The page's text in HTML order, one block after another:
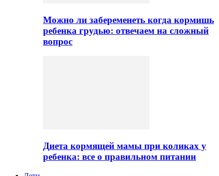
Можно ли забеременеть когда кормишь
ребенка грудью: отвечаем на сложный
вопрос
Диета кормящей мамы при коликах у
ребенка: все о правильном питании